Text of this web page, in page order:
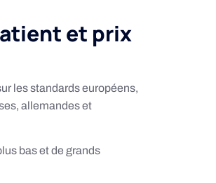
et prix
les standards européens,
allemandes et
bas et de grands